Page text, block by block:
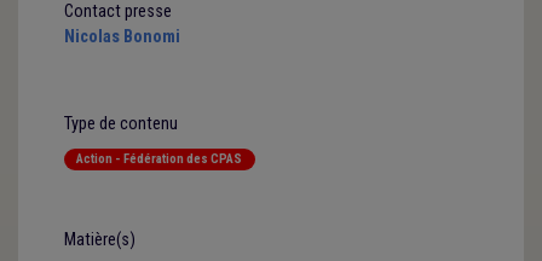
Contact presse
Nicolas Bonomi
Type de contenu
Action - Fédération des CPAS
Matière(s)